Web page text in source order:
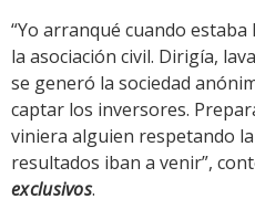
“Yo arranqué cuando
la asociación civil. Dirigía,
se generó la sociedad
captar los inversores.
viniera alguien respetando
resultados iban a venir”,
exclusivos.